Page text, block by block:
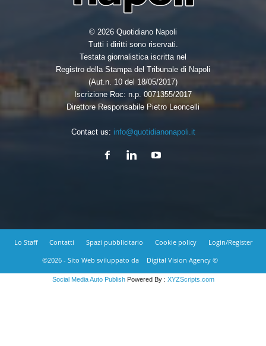
© 2026 Quotidiano Napoli
Tutti i diritti sono riservati.
Testata giornalistica iscritta nel
Registro della Stampa del Tribunale di Napoli
(Aut.n. 10 del 18/05/2017)
Iscrizione Roc: n.p. 0071355/2017
Direttore Responsabile Pietro Leoncelli
Contact us: info@quotidianonapoli.it
Lo Staff Contatti Spazi pubblicitario Cookie policy
Login/Register
©2026 - Sito Web sviluppato da
Digital Vision Agency ©
Social Media Auto PublishPowered By : XYZScripts.com